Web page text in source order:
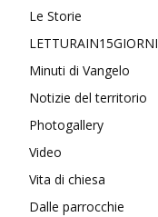
Le Storie
LETTURAIN15GIORNI
Minuti di Vangelo
Notizie del territorio
Photogallery
Video
Vita di chiesa
Dalle parrocchie